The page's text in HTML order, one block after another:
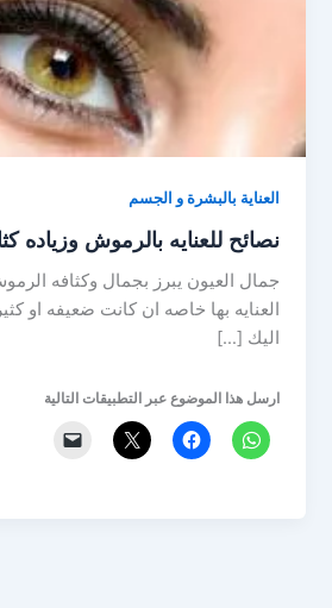
العناية بالبشرة و الجسم
نصائح للعنايه بالرموش وزياده
جمال العيون يبرز بجمال وكثافه
العنايه بها خاصه ان كانت ضعيفه او
اليك […]
ارسل هذا الموضوع عبر التطبيقات التالية